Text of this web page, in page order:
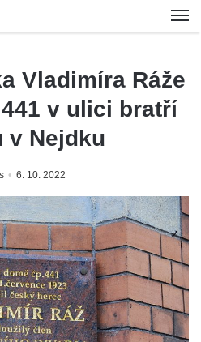
Vladimíra Ráže
v ulici bratří
v Nejdku
6. 10. 2022